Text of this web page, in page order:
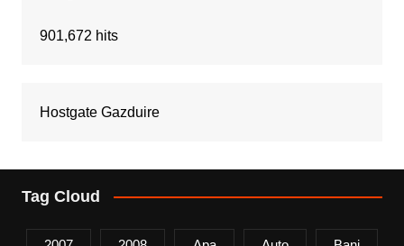
901,672 hits
Hostgate Gazduire
Tag Cloud